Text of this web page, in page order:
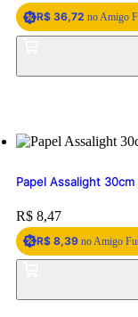
R$ 36,72 no Amigo
Papel Assalight 30cm
Price:
R$ 8,47
R$ 8,39 no Amigo